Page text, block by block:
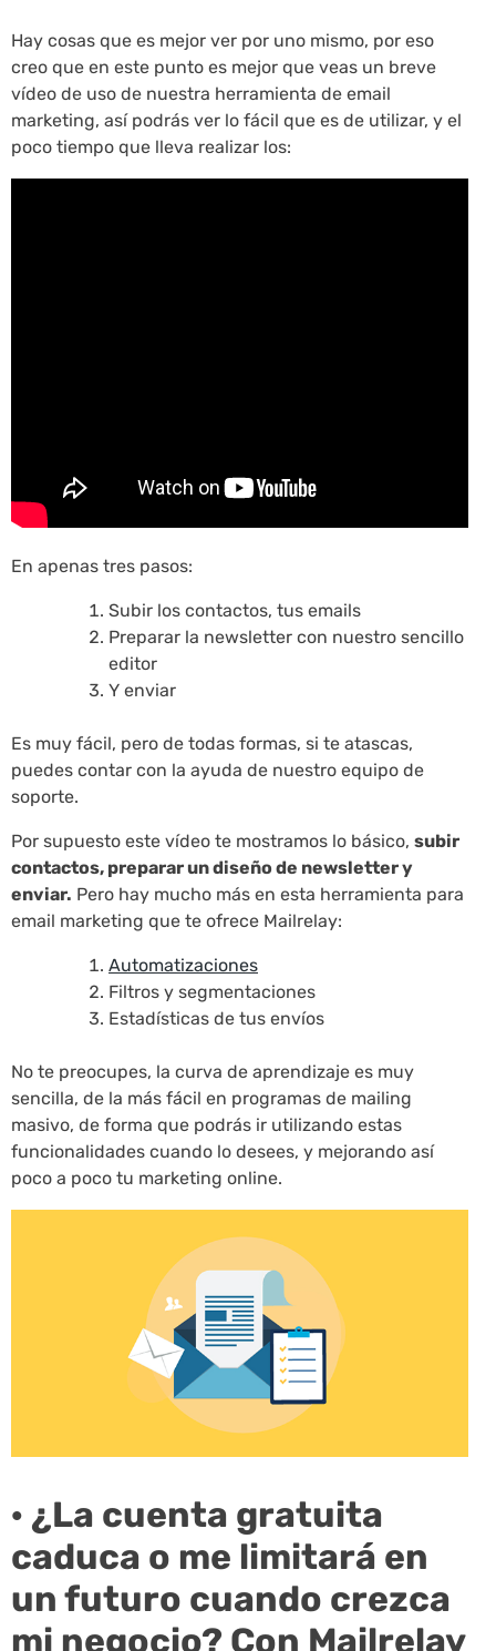
Hay cosas que es mejor ver por uno mismo, por eso
creo que en este punto es mejor que veas un breve
vídeo de uso de nuestra herramienta de email
marketing, así podrás ver lo fácil que es de utilizar, y el
poco tiempo que lleva realizar los:
En apenas tres pasos:
Subir los contactos, tus emails
Preparar la newsletter con nuestro sencillo
editor
Y enviar
Es muy fácil, pero de todas formas, si te atascas,
puedes contar con la ayuda de nuestro equipo de
soporte.
Por supuesto este vídeo te mostramos lo básico, subir
contactos, preparar un diseño de newsletter y
enviar. Pero hay mucho más en esta herramienta para
email marketing que te ofrece Mailrelay:
Automatizaciones
Filtros y segmentaciones
Estadísticas de tus envíos
No te preocupes, la curva de aprendizaje es muy
sencilla, de la más fácil en programas de mailing
masivo, de forma que podrás ir utilizando estas
funcionalidades cuando lo desees, y mejorando así
poco a poco tu marketing online.
· ¿La cuenta gratuita
caduca o me limitará en
un futuro cuando crezca
mi negocio? Con Mailrelay